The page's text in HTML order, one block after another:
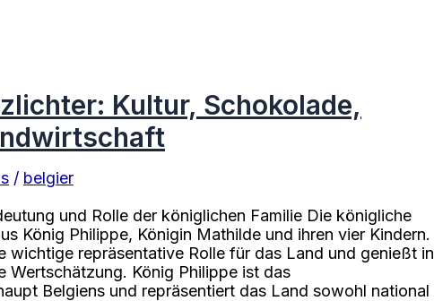
Kultur, Schokolade,
/ belgier
und Rolle der königlichen Familie Die königliche
König Philippe, Königin Mathilde und ihren vier Kindern.
wichtige repräsentative Rolle für das Land und genießt in
Wertschätzung. König Philippe ist das
Belgiens und repräsentiert das Land sowohl national